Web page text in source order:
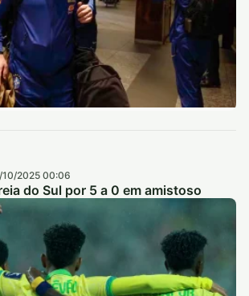
10/2025 00:06
do Sul por 5 a 0 em amistoso